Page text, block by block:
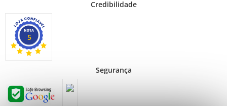
Credibilidade
5
Segurança